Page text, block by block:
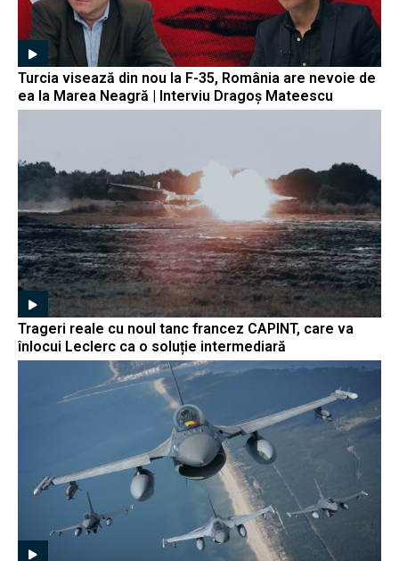
Turcia visează din nou la F-35, România are nevoie de
ea la Marea Neagră | Interviu Dragoș Mateescu
Trageri reale cu noul tanc francez CAPINT, care va
înlocui Leclerc ca o soluție intermediară